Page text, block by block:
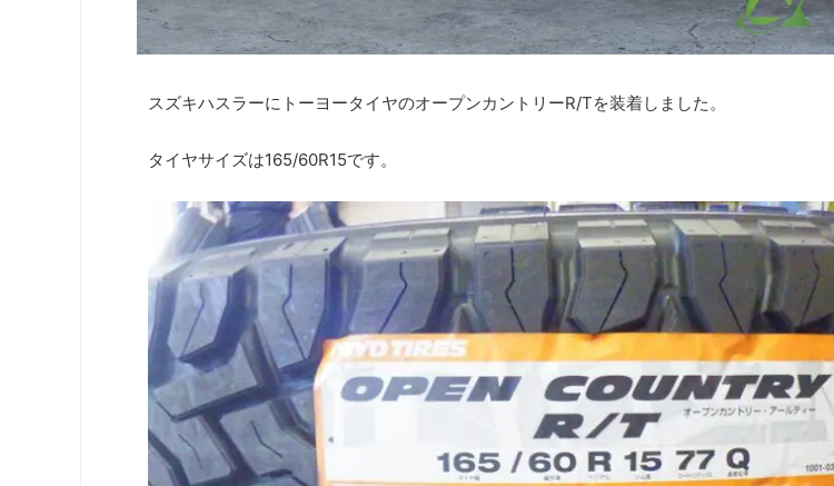
スズキハスラーにトーヨータイヤのオープンカントリーR/Tを装着しました。
タイヤサイズは165/60R15です。